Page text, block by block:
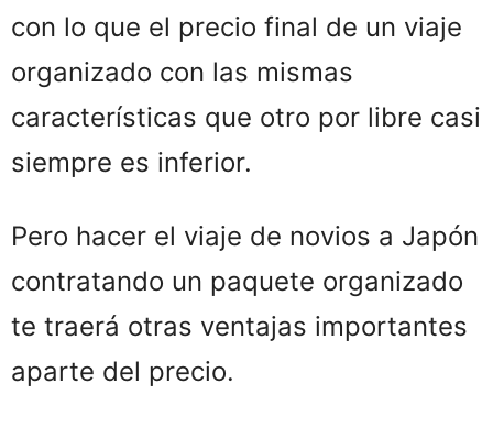
con lo que el precio final de un viaje
organizado con las mismas
características que otro por libre casi
siempre es inferior.
Pero hacer el viaje de novios a Japón
contratando un paquete organizado
te traerá otras ventajas importantes
aparte del precio.